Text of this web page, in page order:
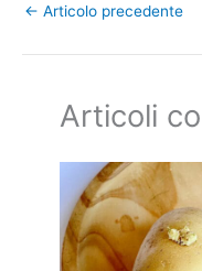
← Articolo precedente
Articoli